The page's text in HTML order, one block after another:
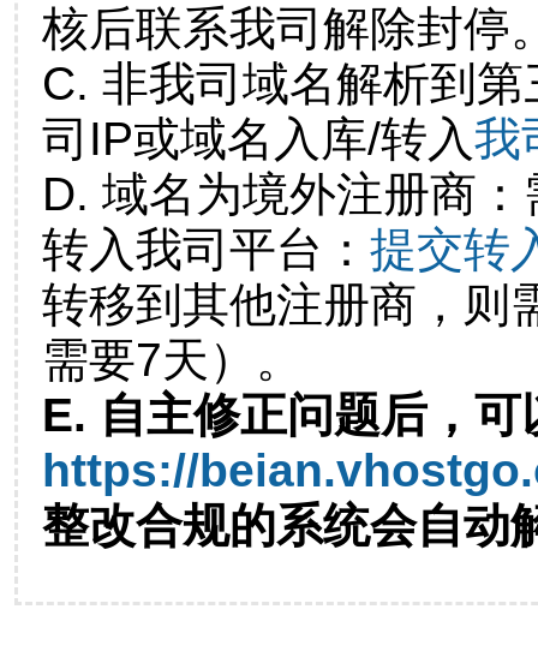
核后联系我司解除封停
C. 非我司域名解析到
司IP或域名入库/转入我
D. 域名为境外注册商
转入我司平台： 提交转
转移到其他注册商，则
需要7天）。
E. 自主修正问题后，可
https://
整改合规的系统会自动